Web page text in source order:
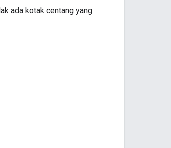
ada kotak centang yang